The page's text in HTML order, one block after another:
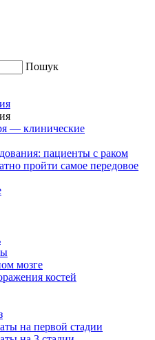
Пошук
— клинические
пациенты с раком
пройти самое передовое
мозге
костей
на первой стадии